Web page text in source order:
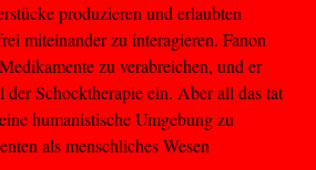
produzieren und erlaubten
miteinander zu interagieren. Fanon
zu verabreichen, und er
der Schocktherapie ein. Aber all das tat
humanistische Umgebung zu
als menschliches Wesen